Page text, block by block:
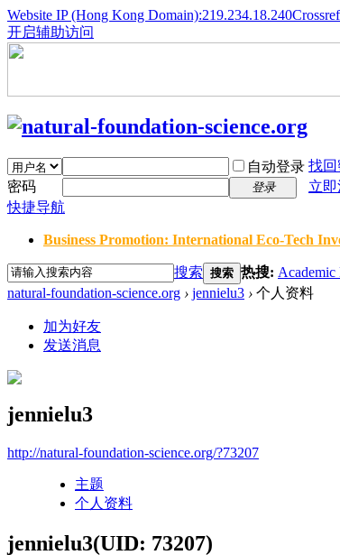
Website IP (Hong Kong Domain):219.234.18.240
开启辅助访问
自动登录 找
密码
登录
立
快捷导航
Business Promotion: International Eco-Tech
搜索 搜索 热搜: Academic
natural-foundation-science.org › jennielu3 › 个人资料
加为好友
发送消息
jennielu3
http://natural-foundation-science.org/?73207
主题
个人资料
jennielu3(UID: 73207)